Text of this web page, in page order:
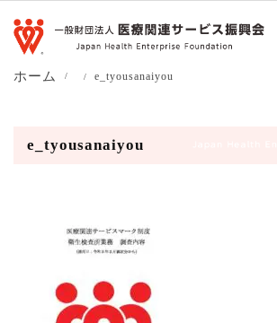
ホーム e_tyousanaiyou
e_tyousanaiyou